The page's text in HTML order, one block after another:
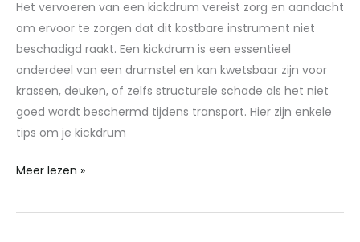
Het vervoeren van een kickdrum vereist zorg en aandacht
om ervoor te zorgen dat dit kostbare instrument niet
beschadigd raakt. Een kickdrum is een essentieel
onderdeel van een drumstel en kan kwetsbaar zijn voor
krassen, deuken, of zelfs structurele schade als het niet
goed wordt beschermd tijdens transport. Hier zijn enkele
tips om je kickdrum
kickdrum
vervoeren
zonder
beschadiging?
Meer lezen »